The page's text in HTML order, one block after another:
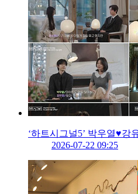
‘하트시그널5’ 박우열♥
2026-07-22 09:25